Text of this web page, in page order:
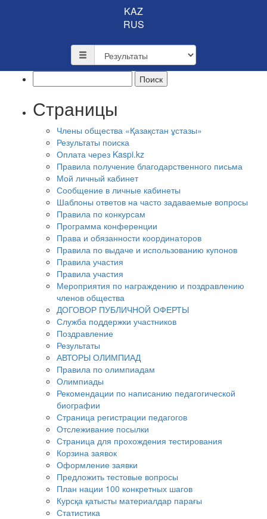
KAZ
RUS
Страницы
Члены общества «Қазақстан ұстазы»
Результаты поиска
Оплата через Kaspi.kz
Правила получение благодарственного письма
Мой личный кабинет
Сообщение в личные кабинеты
Шаблоны ответов на часто задаваемые вопросы
Правила по конкурсам
Программа конференции
Права и обязанности координаторов
Правила по выдаче и использованию купонов
Правила участия
Правила участия
Мероприятия по награждению и поздравлению
членов общества
ДОГОВОР ПУБЛИЧНОЙ ОФЕРТЫ
Служба поддержки участников
Поздравление
Результаты
АВТОРЫ ОЛИМПИАД
Правила по олимпиадам
Олимпиады
Рекомендации по написанию педагогической
биографии
Страница регистрации педагогов
Отслеживание посылки
Страница для прохождения тестирования
Корзина заявок
Оформление заявки
Предложить тестовые вопросы
План нации 100 конкретных шагов
Курсқа қатысты материалдар парағы
Статистика